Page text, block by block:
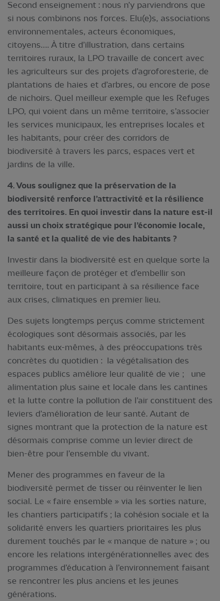
Second enseignement : nous n’y parviendrons que
si nous combinons nos forces. Elu(e)s, associations
environnementales, acteurs économiques,
citoyens…. À titre d’illustration, dans certains
territoires ruraux, la LPO travaille de concert avec
les agriculteurs sur des projets d’agroforesterie, de
plantations de haies et d’arbres, ou encore de pose
de nichoirs. Quel meilleur exemple que les Refuges
LPO, qui voient dans un même territoire, s’associer
les services municipaux, les entreprises locales et
les habitants, pour créer des corridors de
biodiversité à travers les parcs, espaces vert et
jardins de la ville.
4. Vous soulignez que la préservation de la
biodiversité renforce l’attractivité et la résilience
des territoires. En quoi investir dans la nature est-il
aussi un choix stratégique pour l’économie locale,
la santé et la qualité de vie des habitants ?
Investir dans la biodiversité est en quelque sorte la
meilleure façon de protéger et d’embellir son
territoire, tout en participant à sa résilience face
aux crises, climatiques en premier lieu.
Des sujets longtemps perçus comme strictement
écologiques sont désormais associés, par les
habitants eux-mêmes, à des préoccupations très
concrètes du quotidien : la végétalisation des
espaces publics améliore leur qualité de vie ; une
alimentation plus saine et locale dans les cantines
et la lutte contre la pollution de l’air constituent des
leviers d’amélioration de leur santé. Autant de
signes montrant que la protection de la nature est
désormais comprise comme un levier direct de
bien-être pour l’ensemble du vivant.
Mener des programmes en faveur de la
biodiversité permet de tisser ou réinventer le lien
social. Le « faire ensemble » via les sorties nature,
les chantiers participatifs ; la cohésion sociale et la
solidarité envers les quartiers prioritaires les plus
durement touchés par le « manque de nature » ; ou
encore les relations intergénérationnelles avec des
programmes d’éducation à l’environnement faisant
se rencontrer les plus anciens et les jeunes
générations.